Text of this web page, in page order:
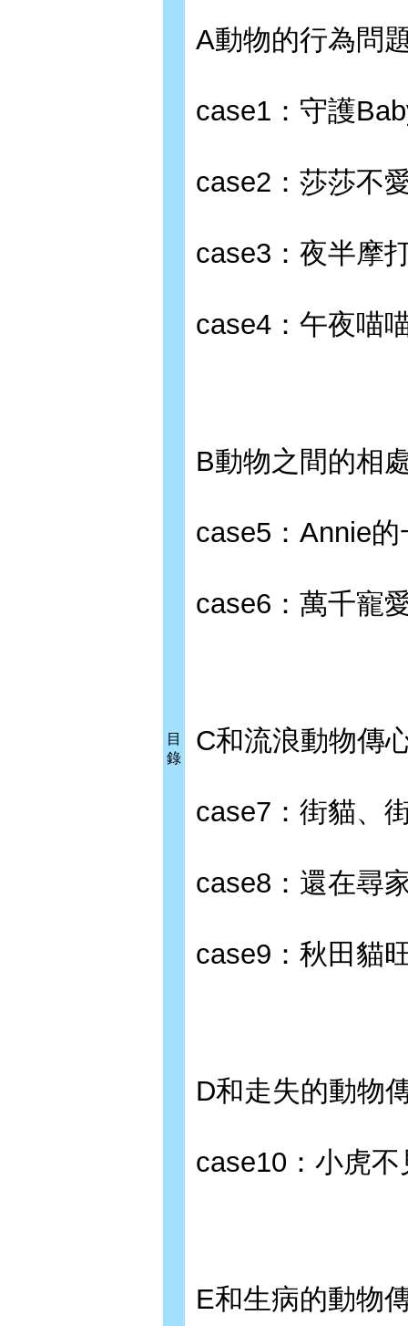
目
錄
A動物的行為問
case1：守護
case2：莎莎不
case3：夜半摩
case4：午夜喵
B動物之間的相
case5：Annie
case6：萬千寵
C和流浪動物傳
case7：街貓、
case8：還在尋
case9：秋田貓
D和走失的動物
case10：小虎不
E和生病的動物